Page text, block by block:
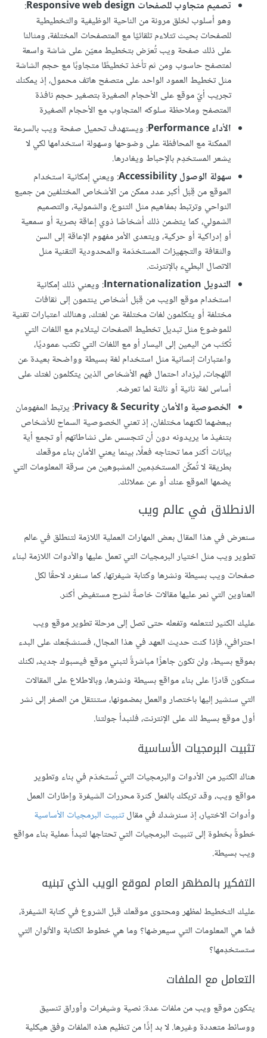
تصميم متجاوب للصفحات Responsive web design
:
وهو أسلوب لخلق مرونة من الناحية الوظيفية والتخطيطية
للصفحات بحيث تتلاءم تلقائيًا مع المتصفحات المختلفة، ومثالنا
على ذلك صفحة ويب تُعرَض بتخطيط معيّن على شاشة واسعة
لمتصفح حاسوب ومن ثم تأخذ تخطيطًا متجاوبًا مع حجم الشاشة
مثل تخطيط العمود الواحد على متصفح هاتف محمول، إذ يمكنك
تجريب أيّ موقع على الأحجام الصغيرة بتصغير حجم نافذة
المتصفح وملاحظة سلوكه المتجاوب مع الأحجام الصغيرة
الأداء Performance
: ويستهدف تحميل صفحة ويب بالسرعة
الممكنة مع المحافظة على وضوحها وسهولة استخدامها لكي لا
يشعر المستخدِم بالإحباط ويغادرها.
سهولة الوصول Accessibility
: ويعني إمكانية استخدام
الموقع من قِبَل أكبر عدد ممكن من الأشخاص المختلفين من جميع
النواحي وترتبط بمفاهيم مثل التنوع، والشمولية، والتصميم
الشمولي، كما يتضمن ذلك أشخاصًا ذوي إعاقة بصرية أو سمعية
أو إدراكية أو حركية، ويتعدى الأمر مفهوم الإعاقة إلى السن
والثقافة والتجهيزات المستخدَمة والمحدودية التقنية مثل
الاتصال البطيء بالإنترنت.
التدويل Internationalization
: ويعني ذلك إمكانية
استخدام موقع الويب من قِبَل أشخاص ينتمون إلى ثقافات
مختلفة أو يتكلمون لغات مختلفة عن لغتك، وهنالك اعتبارات تقنية
للموضوع مثل تبديل تخطيط الصفحات ليتلاءم مع اللغات التي
تُكتَب من اليمين إلى اليسار أو مع اللغات التي تكتب عموديًا،
واعتبارات إنسانية مثل استخدام لغة بسيطة وواضحة بعيدة عن
اللهجات، ليزداد احتمال فهم الأشخاص الذين يتكلمون لغتك على
أساس لغة ثانية أو ثالثة لما تعرضه.
الخصوصية والأمان Privacy & Security
: يرتبط المفهومان
ببعضهما لكنهما مختلفان، إذ تعني الخصوصية السماح للأشخاص
بتنفيذ ما يريدونه دون أن تتجسس على نشاطاتهم أو تجمع أية
بيانات أكثر مما تحتاجه فعلًا، بينما يعني الأمان بناء موقعك
بطريقة لا تُمكّن المستخدِمين المشبوهين من سرقة المعلومات التي
يضمها الموقع عنك أو عن عملائك.
الانطلاق في عالم ويب
سنعرض في هذا المقال بعض المهارات العملية اللازمة لتنطلق في عالم
تطوير ويب مثل اختيار البرمجيات التي تعمل عليها والأدوات اللازمة لبناء
صفحات ويب بسيطة ونشرها وكتابة شيفرتها، كما سنفرد لاحقًا لكل
العناوين التي نمر عليها مقالات خاصةً لشرح مستفيض أكثر.
عليك الكثير لتتعلمه وتفعله حتى تصل إلى مرحلة تطوير موقع ويب
احترافي، فإذا كنت حديث العهد في هذا المجال، فسنشجِّعك على البدء
بموقع بسيط، ولن تكون جاهزًا مباشرةً لتبني موقع فيسبوك جديد، لكنك
ستكون قادرًا على بناء مواقع بسيطة ونشرها، وبالاطلاع على المقالات
التي سنشير إليها باختصار والعمل بمضمونها، ستنتقل من الصفر إلى نشر
أول موقع بسيط لك على الإنترنت، فلنبدأ جولتنا.
تثبيت البرمجيات الأساسية
هناك الكثير من الأدوات والبرمجيات التي تُستخدَم في بناء وتطوير
مواقع ويب، وقد تربكك بالفعل كثرة محررات الشيفرة وإطارات العمل
وأدوات الاختيار، إذ سنرشدك في مقالتثبيت البرمجيات الأساسية
خطوةً بخطوة إلى تثبيت البرمجيات التي تحتاجها لتبدأ عملية بناء مواقع
ويب بسيطة.
التفكير بالمظهر العام لموقع الويب الذي تبنيه
عليك التخطيط لمظهر ومحتوى موقعك قبل الشروع في كتابة الشيفرة،
فما هي المعلومات التي سيعرضها؟ وما هي خطوط الكتابة والألوان التي
ستستخدِمها؟
التعامل مع الملفات
يتكون موقع ويب من ملفات عدة: نصية وشيفرات وأوراق تنسيق
ووسائط متعددة وغيرها. لا بد إذًا من تنظيم هذه الملفات وفق هيكلية